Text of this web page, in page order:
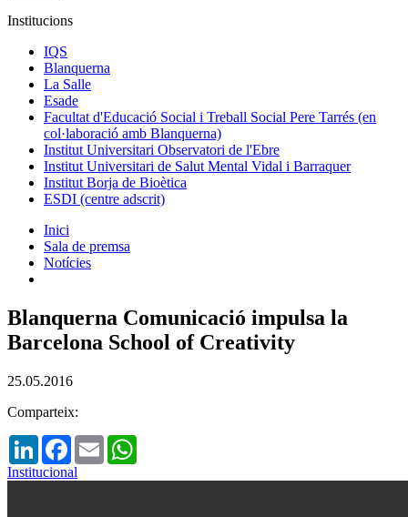
Institucions
IQS
Blanquerna
La Salle
Esade
Facultat d'Educació Social i Treball Social Pere Tarrés (en
col·laboració amb Blanquerna)
Institut Universitari Observatori de l'Ebre
Institut Universitari de Salut Mental Vidal i Barraquer
Institut Borja de Bioètica
ESDI (centre adscrit)
Inici
Sala de premsa
Notícies
Blanquerna Comunicació impulsa la
Barcelona School of Creativity
25.05.2016
Comparteix:
LinkedInFacebook
Email
Institucional